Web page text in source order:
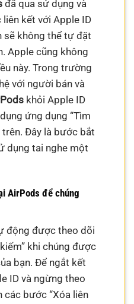
đã qua sử dụng và
kết với Apple ID
sẽ không thể tự đặt
Apple cũng không
này. Trong trường
với người bán và
khỏi Apple ID
ứng dụng “Tìm
trên. Đây là bước bắt
dụng tai nghe một
AirPods để chúng
động được theo dõi
khi chúng được
bạn. Để ngắt kết
ID và ngừng theo
các bước “Xóa liên